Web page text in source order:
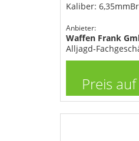
Kaliber:
Anbieter:
Waffen Frank
Alljagd-
Preis